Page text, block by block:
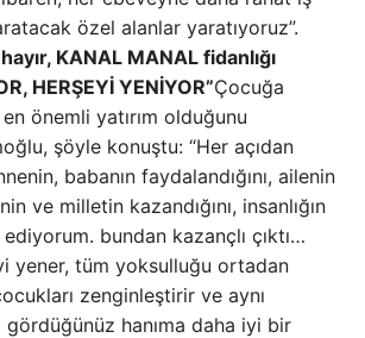
özel alanlar yaratıyoruz”.
KANAL MANAL fidanlığı
HERŞEYİ YENİYOR”Çocuğa
en önemli yatırım olduğunu
şöyle konuştu: “Her açıdan
babanın faydalandığını, ailenin
ve milletin kazandığını, insanlığın
ediyorum. bundan kazançlı çıktı…
yener, tüm yoksulluğu ortadan
zenginleştirir ve aynı
hanıma daha iyi bir